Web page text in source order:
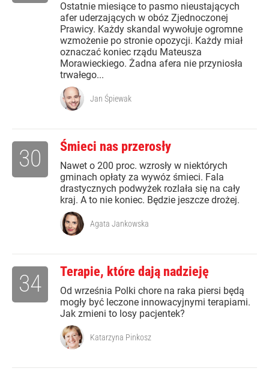
Ostatnie miesiące to pasmo nieustających
afer uderzających w obóz Zjednoczonej
Prawicy. Każdy skandal wywołuje ogromne
wzmożenie po stronie opozycji. Każdy miał
oznaczać koniec rządu Mateusza
Morawieckiego. Żadna afera nie przyniosła
trwałego...
Jan Śpiewak
Śmieci nas przerosły
Nawet o 200 proc. wzrosły w niektórych
gminach opłaty za wywóz śmieci. Fala
drastycznych podwyżek rozlała się na cały
kraj. A to nie koniec. Będzie jeszcze drożej.
30
Agata Jankowska
Terapie, które dają nadzieję
Od września Polki chore na raka piersi będą
mogły być leczone innowacyjnymi terapiami.
Jak zmieni to losy pacjentek?
34
Katarzyna Pinkosz